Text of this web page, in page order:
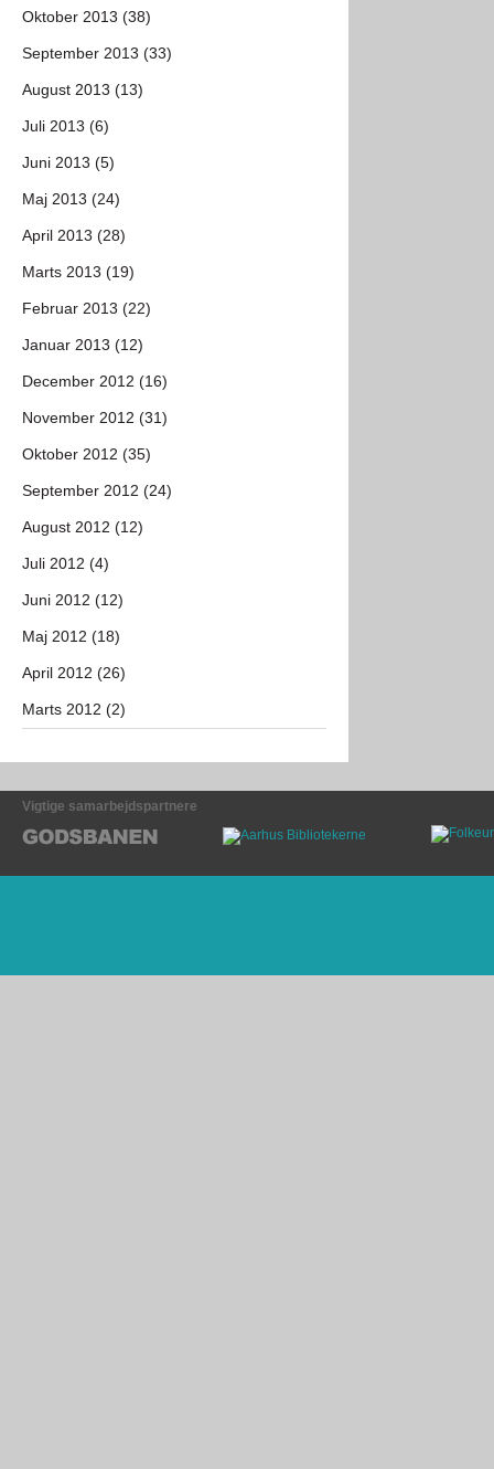
Oktober 2013 (38)
September 2013 (33)
August 2013 (13)
Juli 2013 (6)
Juni 2013 (5)
Maj 2013 (24)
April 2013 (28)
Marts 2013 (19)
Februar 2013 (22)
Januar 2013 (12)
December 2012 (16)
November 2012 (31)
Oktober 2012 (35)
September 2012 (24)
August 2012 (12)
Juli 2012 (4)
Juni 2012 (12)
Maj 2012 (18)
April 2012 (26)
Marts 2012 (2)
Vigtige samarbejdspartnere